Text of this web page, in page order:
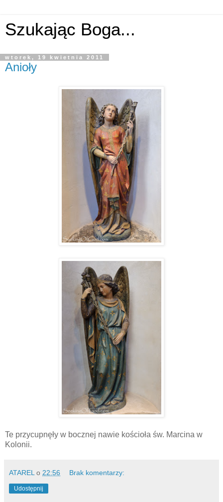
Szukając Boga...
wtorek, 19 kwietnia 2011
Anioły
Te przycupnęły w bocznej nawie kościoła św. Marcina w
Kolonii.
ATAREL o 22:56 Brak komentarzy:
Udostępnij